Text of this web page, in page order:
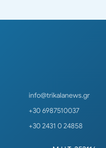
info@trikalanews.gr
+30 6987510037
+30 2431 0 24858